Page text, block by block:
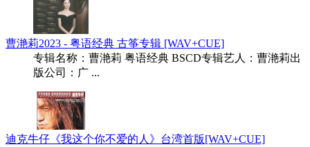
曹滟莉2023 - 粤语经典 古筝专辑 [WAV+CUE]
专辑名称：曹滟莉 粤语经典 BSCD专辑艺人：曹滟莉出
版公司：广 ...
迪克牛仔《我这个你不爱的人》台湾首版[WAV+CUE]